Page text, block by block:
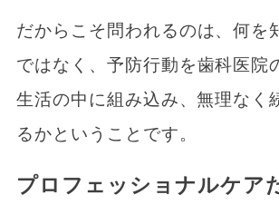
だからこそ問われるのは、何を
ではなく、予防行動を歯科医院
生活の中に組み込み、無理なく
るかということです。
プロフェッショナルケア